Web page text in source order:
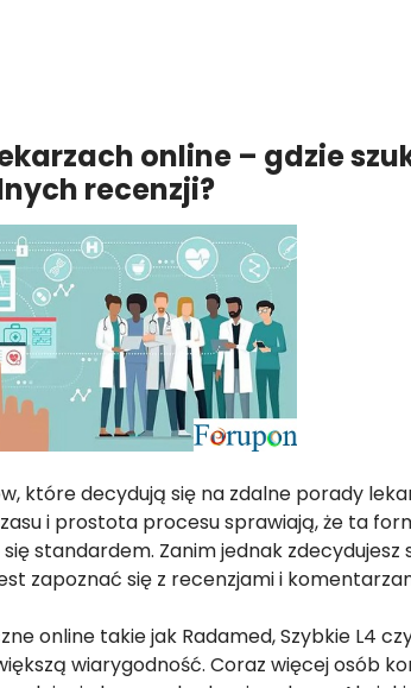
online – gdzie
recenzji?
które decydują się na zdalne porady
i prostota procesu sprawiają, że ta
standardem. Zanim jednak zdecydujesz
zapoznać się z recenzjami i
online takie jak Radamed, Szybkie L4
wiarygodność. Coraz więcej osób